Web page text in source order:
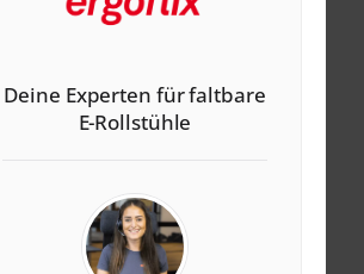
Deine Experten für faltbare
E-Rollstühle